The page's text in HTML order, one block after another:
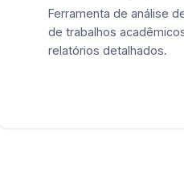
Ferramenta de análise
de trabalhos
relatórios detalhados.